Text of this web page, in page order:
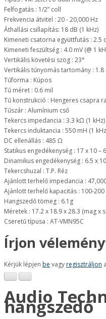
Felfogatás : 1/2” coll
Frekvencia átvitel : 20 - 20,000 Hz
Áthallási csillapítás: 18 dB (1 kHz)
Kimeneti csatorna együttfutás : 2.5
Kimeneti feszültség : 4.0 mV (@ 1
Vertikális követési szög : 23°
Vertikális tűnyomás tartomány : 1.8
Tűforma : Kúpos
Tű méret : 0.6 mil
Tű konstrukció : Hengeres csapra
Tűszár : Alumínium cső
Tekercs impedancia : 3.3 kΩ (1 kHz)
Tekercs induktancia : 550 mH (1
DC ellenállás : 485 Ω
Statikus engedékenység : 17 x 10 –
Dinamikus engedékenység : 6.5 x
Tekercshuzal : T.P. Réz
Ajánlott terhelő impedancia :
Ajánlott terhelő kapacitás : 100-200
Hangszedő tömeg : 6.1g
Méretek : 17.2 x 18.9 x 28.3 (mag x
Cseretű típusa : AT-VMN95C
Írjon
Kérjük lépjen be vagyregisztráljon
Audio
hangszedő